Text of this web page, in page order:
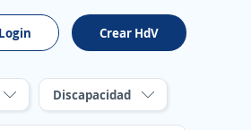
Login Crear HdV
Discapacidad